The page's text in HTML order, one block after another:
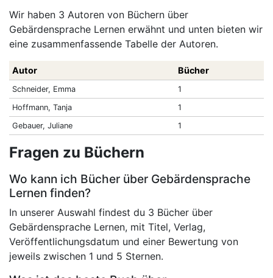
Wir haben 3 Autoren von Büchern über
Gebärdensprache Lernen erwähnt und unten bieten wir
eine zusammenfassende Tabelle der Autoren.
Autor Bücher
Schneider, Emma
1
Hoffmann, Tanja
1
Gebauer, Juliane
1
Fragen zu Büchern
Wo kann ich Bücher über Gebärdensprache
Lernen finden?
In unserer Auswahl findest du 3 Bücher über
Gebärdensprache Lernen, mit Titel, Verlag,
Veröffentlichungsdatum und einer Bewertung von
jeweils zwischen 1 und 5 Sternen.